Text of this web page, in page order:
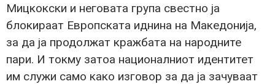
Мицкокски и неговата група свестно ја
блокираат Европската иднина на Македонија,
за да ја продолжат кражбата на народните
пари. И токму затоа националниот идентитет
им служи само како изговор за да ја зачуваат